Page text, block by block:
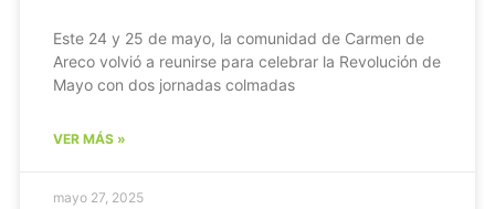
Este 24 y 25 de mayo, la comunidad de Carmen de
Areco volvió a reunirse para celebrar la Revolución de
Mayo con dos jornadas colmadas
VER MÁS »
mayo 27, 2025